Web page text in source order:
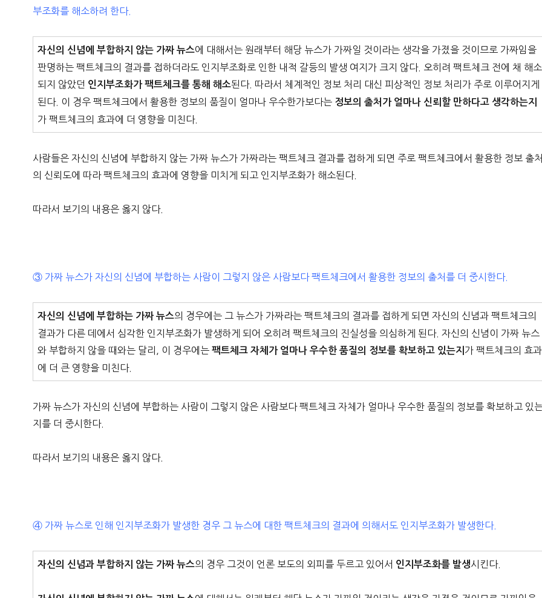
부조화를 해소하려 한다.
자신의 신념에 부합하지 않는 가짜 뉴스에 대해서는 원래부터 해당 뉴스가 가짜일 것이라는 생각을 가졌을 것이므로 가짜임을
판명하는 팩트체크의 결과를 접하더라도 인지부조화로 인한 내적 갈등의 발생 여지가 크지 않다. 오히려 팩트체크 전에 채 해소
되지 않았던 인지부조화가 팩트체크를 통해 해소된다. 따라서 체계적인 정보 처리 대신 피상적인 정보 처리가 주로 이루어지게
된다. 이 경우 팩트체크에서 활용한 정보의 품질이 얼마나 우수한가보다는 정보의 출처가 얼마나 신뢰할 만하다고 생각하는지
가 팩트체크의 효과에 더 영향을 미친다.
사람들은 자신의 신념에 부합하지 않는 가짜 뉴스가 가짜라는 팩트체크 결과를 접하게 되면 주로 팩트체크에서 활용한 정보 출처
의 신뢰도에 따라 팩트체크의 효과에 영향을 미치게 되고 인지부조화가 해소된다.
따라서 보기의 내용은 옳지 않다.
③ 가짜 뉴스가 자신의 신념에 부합하는 사람이 그렇지 않은 사람보다 팩트체크에서 활용한 정보의 출처를 더 중시한다.
자신의 신념에 부합하는 가짜 뉴스의 경우에는 그 뉴스가 가짜라는 팩트체크의 결과를 접하게 되면 자신의 신념과 팩트체크의
결과가 다른 데에서 심각한 인지부조화가 발생하게 되어 오히려 팩트체크의 진실성을 의심하게 된다. 자신의 신념이 가짜 뉴스
와 부합하지 않을 때와는 달리, 이 경우에는팩트체크 자체가 얼마나 우수한 품질의 정보를 확보하고 있는지 가 팩트체크의 효과
에 더 큰 영향을 미친다.
가짜 뉴스가 자신의 신념에 부합하는 사람이 그렇지 않은 사람보다 팩트체크 자체가 얼마나 우수한 품질의 정보를 확보하고 있
지를 더 중시한다.
따라서 보기의 내용은 옳지 않다.
④ 가짜 뉴스로 인해 인지부조화가 발생한 경우 그 뉴스에 대한 팩트체크의 결과에 의해서도 인지부조화가 발생한다.
자신의 신념과 부합하지 않는 가짜 뉴스의 경우 그것이 언론 보도의 외피를 두르고 있어서 인지부조화를 발생시킨다.